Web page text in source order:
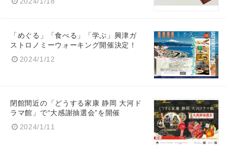
「めぐる」「食べる」「学ぶ」興津ガ
ストロノミーウォーキング開催決定！
2024/1/12
閉館間近の「どうする家康 静岡 大河ド
ラマ館」で“大感謝抽選会”を開催
2024/1/11